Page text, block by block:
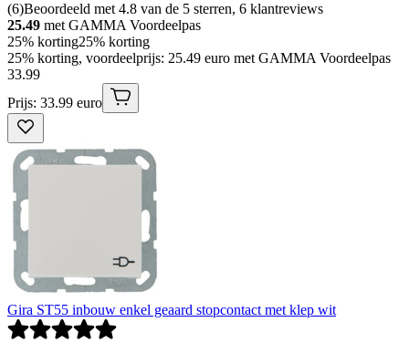
(6)Beoordeeld met 4.8 van de 5 sterren, 6 klantreviews
25.49 met GAMMA Voordeelpas
25% korting25% korting
25% korting, voordeelprijs: 25.49 euro met GAMMA Voordeelpas
33.99
Prijs: 33.99 euro
Gira ST55 inbouw enkel geaard stopcontact met klep wit